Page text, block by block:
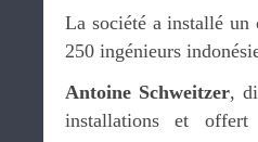
La société a installé un
250 ingénieurs
Antoine Schweitzer,
installations et offert